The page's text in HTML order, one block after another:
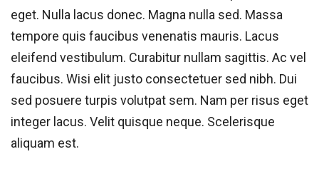
eget. Nulla lacus donec. Magna nulla sed. Massa
tempore quis faucibus venenatis mauris. Lacus
eleifend vestibulum. Curabitur nullam sagittis. Ac vel
faucibus. Wisi elit justo consectetuer sed nibh. Dui
sed posuere turpis volutpat sem. Nam per risus eget
integer lacus. Velit quisque neque. Scelerisque
aliquam est.